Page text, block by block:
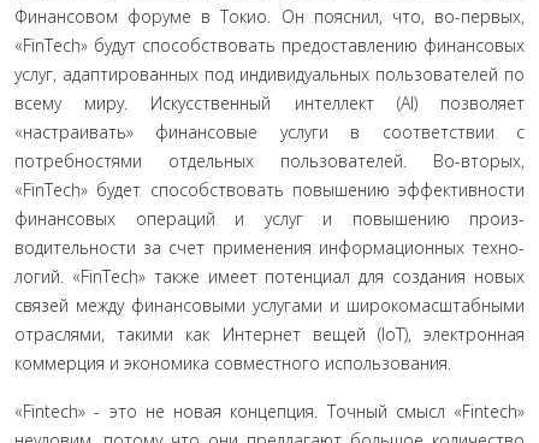
Финансовом форуме в То­кио. Он пояснил, что, во-первых,
«FinTech» будут способство­вать предоставлению финансовых
услуг, адаптированных под индивидуальных пользователей по
всему миру. Искусствен­ный интеллект (AI) позволяет
«настраивать» финансовые услу­ги в соответствии с
потребностями отдельных пользователей. Во-вторых,
«FinTech» будет способствовать повышению эффек­тивности
финансовых операций и услуг и повышению произ­
водительности за счет применения информационных техно­
логий. «FinTech» также имеет потенциал для создания новых
связей между финансовыми услугами и широкомасштабны­ми
отраслями, такими как Интернет вещей (IoT), электронная
коммерция и экономика совместного использования.
«Fintech» - это не новая концепция. Точный смысл «Fintech»